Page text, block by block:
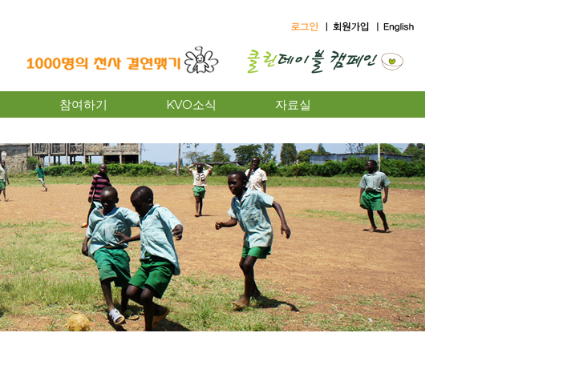
참여하기 KVO소식 자료실